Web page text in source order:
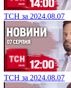
ТСН за 2024.08.07
ТСН за 2024.08.07